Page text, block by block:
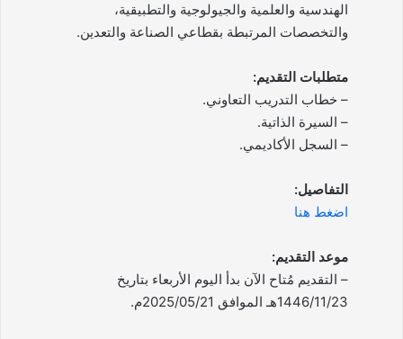
الهندسية والعلمية والجيولوجية والتطبيقية،
والتخصصات المرتبطة بقطاعي الصناعة والتعدين.
متطلبات التقديم:
– خطاب التدريب التعاوني.
– السيرة الذاتية.
– السجل الأكاديمي.
التفاصيل:
اضغط هنا
موعد التقديم:
– التقديم مُتاح الآن بدأ اليوم الأربعاء بتاريخ
1446/11/23هـ الموافق 2025/05/21م.